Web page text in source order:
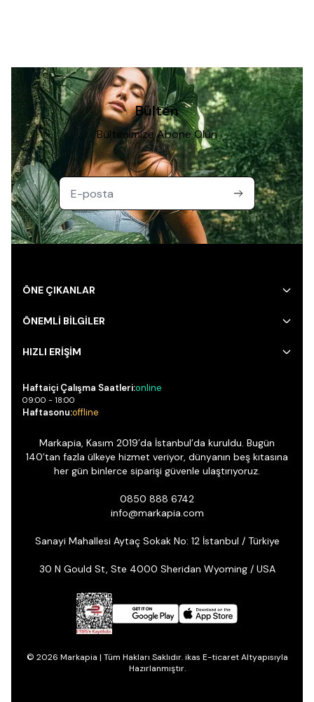
Bülten
Bültenimize Abone Olun
ÖNE ÇIKANLAR
ÖNEMLİ BİLGİLER
HIZLI ERİŞİM
Haftaiçi Çalışma Saatleri:online
09:00 - 18:00
Haftasonu:offline
Markapia, Kasım 2019’da İstanbul’da kuruldu. Bugün
140’tan fazla ülkeye hizmet veriyor, dünyanın beş kıtasına
her gün binlerce siparişi güvenle ulaştırıyoruz.
0850 888 6742
info@markapia.com
Sanayi Mahallesi Aytaç Sokak No: 12 İstanbul / Türkiye
30 N Gould St, Ste 4000 Sheridan Wyoming / USA
© 2026 Markapia | Tüm Hakları Saklıdır. ikas E-ticaret Altyapısıyla
Hazırlanmıştır.